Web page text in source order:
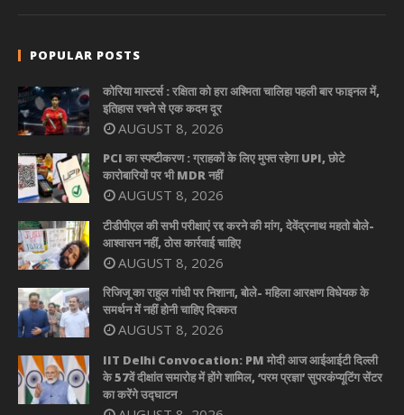
POPULAR POSTS
कोरिया मास्टर्स : रक्षिता को हरा अश्मिता चालिहा पहली बार फाइनल में,
इतिहास रचने से एक कदम दूर
AUGUST 8, 2026
PCI का स्पष्टीकरण : ग्राहकों के लिए मुफ्त रहेगा UPI, छोटे
कारोबारियों पर भी MDR नहीं
AUGUST 8, 2026
टीडीपीएल की सभी परीक्षाएं रद्द करने की मांग, देवेंद्रनाथ महतो बोले-
आश्वासन नहीं, ठोस कार्रवाई चाहिए
AUGUST 8, 2026
रिजिजू का राहुल गांधी पर निशाना, बोले- महिला आरक्षण विधेयक के
समर्थन में नहीं होनी चाहिए दिक्कत
AUGUST 8, 2026
IIT Delhi Convocation: PM मोदी आज आईआईटी दिल्ली
के 57वें दीक्षांत समारोह में होंगे शामिल, ‘परम प्रज्ञा’ सुपरकंप्यूटिंग सेंटर
का करेंगे उद्घाटन